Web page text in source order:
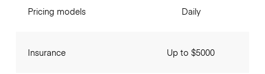
Pricing models
Insurance
Daily
Up to $5000